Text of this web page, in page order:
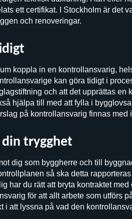
ett certifikat. I Stockholm är det
och renoveringar.
koppla in en kontrollansvarig,
kan göra tidigt i
och att det upprättas en
hjälpa till med att fylla i
på kontrollansvarig finnas med
trygghet
dig som byggherre och till
så ska detta
har du rätt att bryta kontraktet
för att allt arbete som utförs
i att lyssna på vad den